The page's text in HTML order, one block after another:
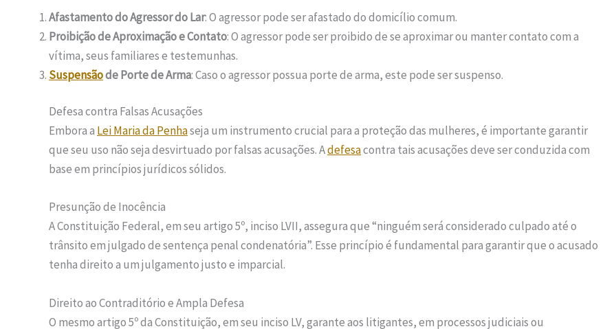
Afastamento do Agressor do Lar: O agressor pode ser afastado do domicílio comum.
Proibição de Aproximação e Contato: O agressor pode ser proibido de se aproximar ou manter contato com a
vítima, seus familiares e testemunhas.
Suspensãode Porte de Arma: Caso o agressor possua porte de arma, este pode ser suspenso.
Defesa contra Falsas Acusações
Embora a Lei Maria da Penhaseja um instrumento crucial para a proteção das mulheres, é importante garantir
que seu uso não seja desvirtuado por falsas acusações. Adefesacontra tais acusações deve ser conduzida com
base em princípios jurídicos sólidos.
Presunção de Inocência
A Constituição Federal, em seu artigo 5º, inciso LVII, assegura que “ninguém será considerado culpado até o
trânsito em julgado de sentença penal condenatória”. Esse princípio é fundamental para garantir que o acusado
tenha direito a um julgamento justo e imparcial.
Direito ao Contraditório e Ampla Defesa
O mesmo artigo 5º da Constituição, em seu inciso LV, garante aos litigantes, em processos judiciais ou